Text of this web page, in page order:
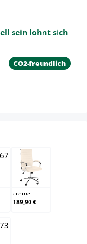
sein lohnt sich
CO2-freundlich
creme
creme
189,90 €